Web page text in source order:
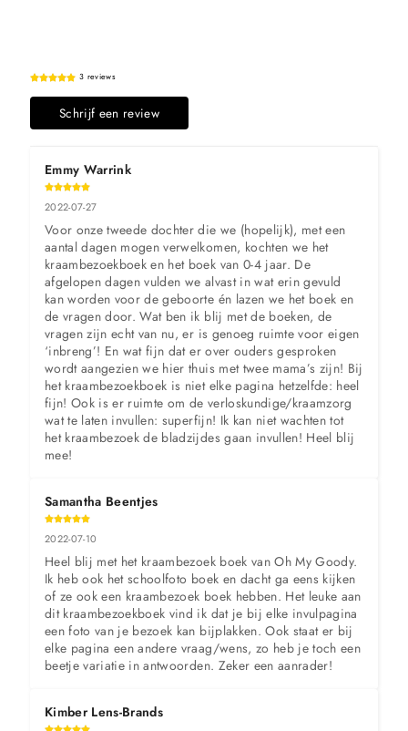
3 reviews
Schrijf een review
Emmy Warrink
2022-07-27
Voor onze tweede dochter die we (hopelijk), met een
aantal dagen mogen verwelkomen, kochten we het
kraambezoekboek en het boek van 0-4 jaar. De
afgelopen dagen vulden we alvast in wat erin gevuld
kan worden voor de geboorte én lazen we het boek en
de vragen door. Wat ben ik blij met de boeken, de
vragen zijn echt van nu, er is genoeg ruimte voor eigen
‘inbreng’! En wat fijn dat er over ouders gesproken
wordt aangezien we hier thuis met twee mama’s zijn! Bij
het kraambezoekboek is niet elke pagina hetzelfde: heel
fijn! Ook is er ruimte om de verloskundige/kraamzorg
wat te laten invullen: superfijn! Ik kan niet wachten tot
het kraambezoek de bladzijdes gaan invullen! Heel blij
mee!
Samantha Beentjes
2022-07-10
Heel blij met het kraambezoek boek van Oh My Goody.
Ik heb ook het schoolfoto boek en dacht ga eens kijken
of ze ook een kraambezoek boek hebben. Het leuke aan
dit kraambezoekboek vind ik dat je bij elke invulpagina
een foto van je bezoek kan bijplakken. Ook staat er bij
elke pagina een andere vraag/wens, zo heb je toch een
beetje variatie in antwoorden. Zeker een aanrader!
Kimber Lens-Brands